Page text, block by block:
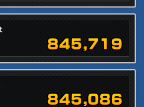
845,719
845,086